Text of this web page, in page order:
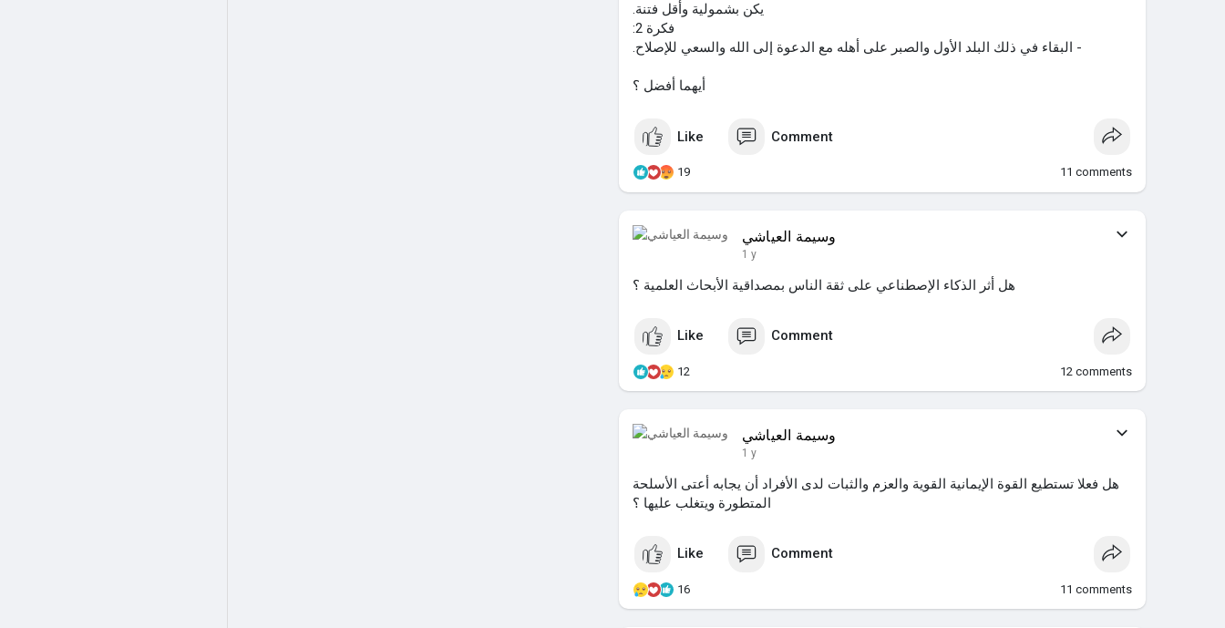
يكن بشمولية وأقل فتنة.
فكرة 2:
- البقاء في ذلك البلد الأول والصبر على أهله مع الدعوة إلى الله والسعي للإصلاح.
أيهما أفضل ؟
Like Comment
19 11 comments
وسيمة العياشي
1 y
هل أثر الذكاء الإصطناعي على ثقة الناس بمصداقية الأبحاث العلمية ؟
Like Comment
12 12 comments
وسيمة العياشي
1 y
هل فعلا تستطيع القوة الإيمانية القوية والعزم والثبات لدى الأفراد أن يجابه أعتى الأسلحة
المتطورة ويتغلب عليها ؟
Like Comment
16 11 comments